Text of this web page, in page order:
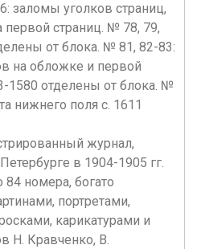
заломы уголков страниц,
первой страниц. № 78, 79,
от блока. № 81, 82-83:
на обложке и первой
1580 отделены от блока. №
нижнего поля с. 1611
журнал,
в 1904-1905 гг.
номера, богато
портретами,
карикатурами и
Н. Кравченко, В.